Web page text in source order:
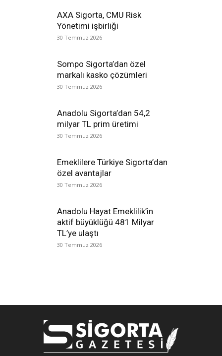
AXA Sigorta, CMU Risk
Yönetimi işbirliği
30 Temmuz 2026
Sompo Sigorta’dan özel
markalı kasko çözümleri
30 Temmuz 2026
Anadolu Sigorta’dan 54,2
milyar TL prim üretimi
30 Temmuz 2026
Emeklilere Türkiye Sigorta’dan
özel avantajlar
30 Temmuz 2026
Anadolu Hayat Emeklilik’in
aktif büyüklüğü 481 Milyar
TL’ye ulaştı
30 Temmuz 2026